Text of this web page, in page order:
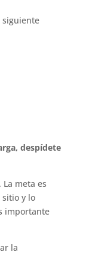
siguiente
despídete
meta es
y lo
importante
la